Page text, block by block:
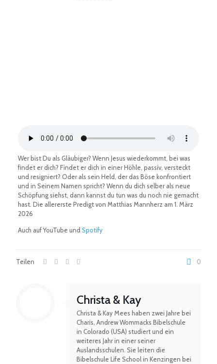
Wer bist Du als Gläubiger? Wenn Jesus wiederkommt, bei was
findet er dich? Findet er dich in einer Höhle, passiv, versteckt
und resigniert? Oder als sein Held, der das Böse konfrontiert
und in Seinem Namen spricht? Wenn du dich selber als neue
Schöpfung siehst, dann kannst du tun was du noch nie gemacht
hast. Die allererste Predigt von Matthias Mannherz am 1. März
2026
Auch auf YouTube und Spotify
Teilen 0
Christa & Kay
Christa & Kay Mees haben zwei Jahre bei
Charis, Andrew Wommacks Bibelschule
in Colorado (USA) studiert und ein
weiteres Jahr in einer seiner
Auslandsschulen. Sie leiten die
Bibelschule Life School in Kenzingen bei